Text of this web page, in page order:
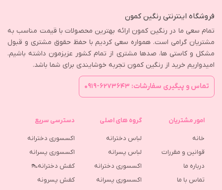
فروشگاه اینترنتی رنگین کمون
تمام سعی ما در رنگین کمون ارائه بهترین محصولات با قیمت مناسب به
مشتریان گرامی است. همواره سعی کردیم با حفظ حقوق مشتری و قبول
مشکل و کاستی ها، صدها مشتری از تمام کشور عزیزمون داشته باشیم.
امیدواریم خرید از رنگین کمون تجربه خوشایندی برای شما باشد.
تماس و پیگیری سفارشات: ۶۲۷۳۶۴۳-۰۹۱۹
امور مشتریان
خانه
قوانین و مقررات
درباره ما
تماس با ما
گروه های اصلی
لباس دخترانه
لباس پسرانه
اکسسوری دخترانه
اکسسوری پسرانه
دسترسی سریع
اکسسوری دخترانه
اکسسوری پسرانه
کفش دخترانه👠
كفش پسرونه